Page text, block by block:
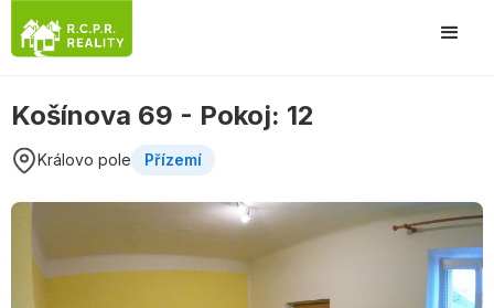
Košínova 69 - Pokoj: 12
Královo pole Přízemí